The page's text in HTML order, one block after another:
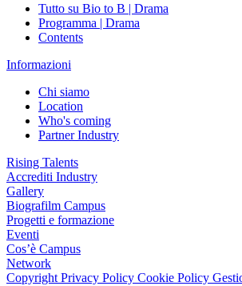
Tutto su Bio to B | Drama
Programma | Drama
Contents
Informazioni
Chi siamo
Location
Who's coming
Partner Industry
Rising Talents
Accrediti Industry
Gallery
Biografilm Campus
Progetti e formazione
Eventi
Cos’è Campus
Network
CopyrightPrivacy Policy Cookie Policy